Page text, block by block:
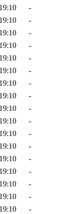
-
-
-
-
-
-
-
-
-
-
-
-
-
-
-
-
-